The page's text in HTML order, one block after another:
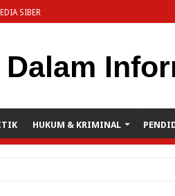
SIBER
HUKUM & KRIMINAL
Soroti